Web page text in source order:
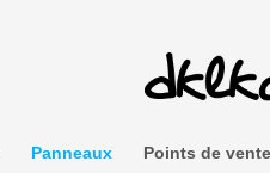
Panneaux Points de vente